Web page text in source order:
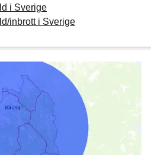
i Sverige
inbrott i Sverige